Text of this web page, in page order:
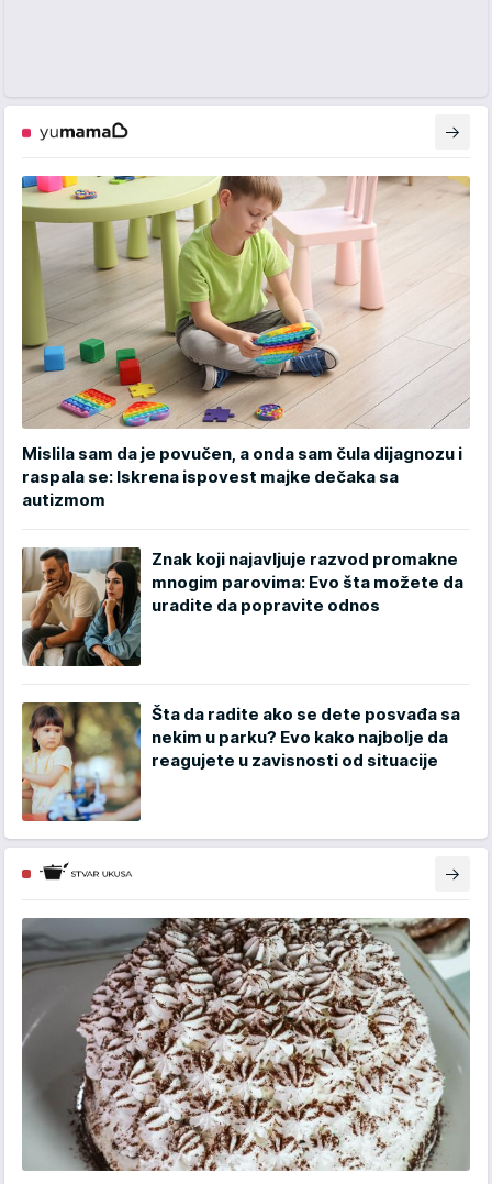
Mislila sam da je povučen, a onda sam čula dijagnozu i
raspala se: Iskrena ispovest majke dečaka sa
autizmom
Znak koji najavljuje razvod promakne
mnogim parovima: Evo šta možete da
uradite da popravite odnos
Šta da radite ako se dete posvađa sa
nekim u parku? Evo kako najbolje da
reagujete u zavisnosti od situacije